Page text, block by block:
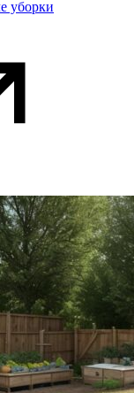
уборки